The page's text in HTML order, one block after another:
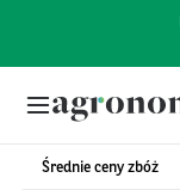
Średnie ceny zbóż